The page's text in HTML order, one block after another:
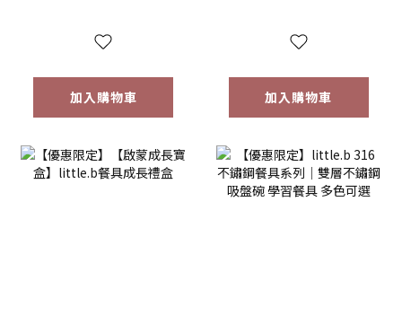
加入購物車 加入購物車